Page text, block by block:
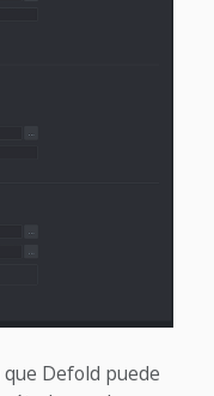
Defold puede